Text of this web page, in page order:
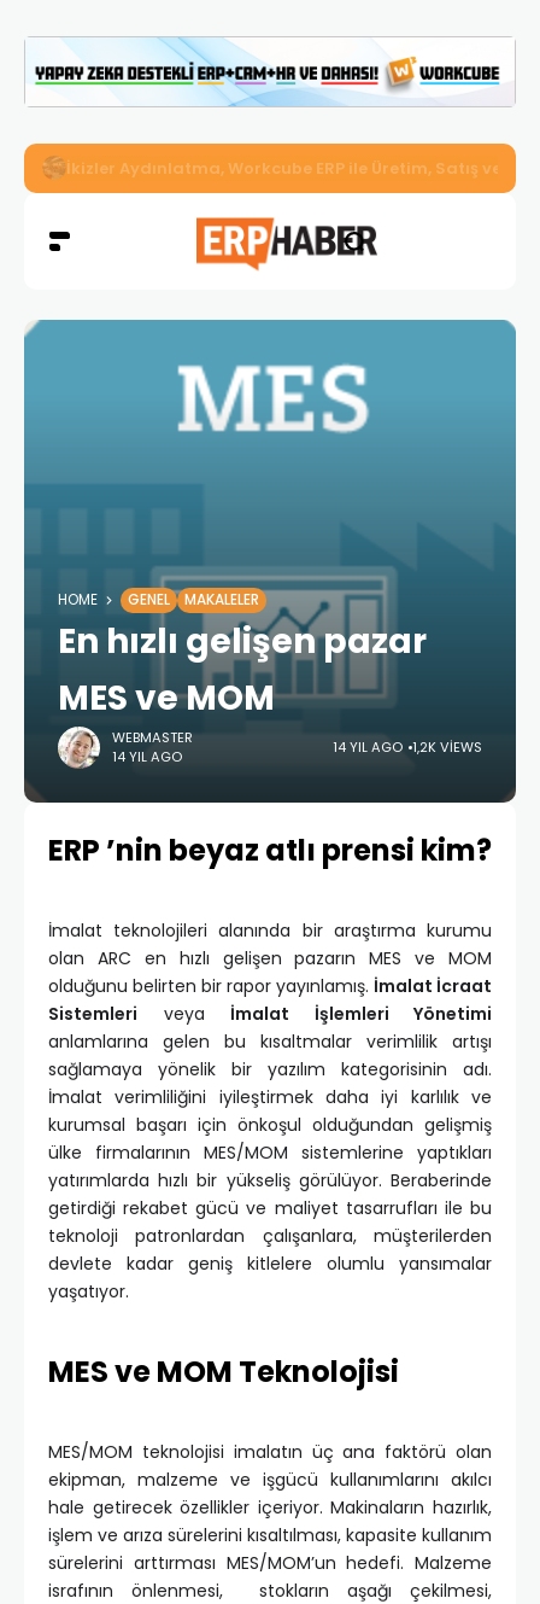
İkizler Aydınlatma, Workcube ERP ile Üretim, Satış ve
HOME GENEL MAKALELER
En hızlı gelişen pazar
MES ve MOM
WEBMASTER
14 YIL AGO
14 YIL AGO 1,2K VIEWS
ERP ’nin beyaz atlı prensi kim?
İmalat teknolojileri alanında bir araştırma kurumu
olan ARC en hızlı gelişen pazarın MES ve MOM
olduğunu belirten bir rapor yayınlamış. İmalat İcraat
Sistemleri veya İmalat İşlemleri Yönetimi
anlamlarına gelen bu kısaltmalar verimlilik artışı
sağlamaya yönelik bir yazılım kategorisinin adı.
İmalat verimliliğini iyileştirmek daha iyi karlılık ve
kurumsal başarı için önkoşul olduğundan gelişmiş
ülke firmalarının MES/MOM sistemlerine yaptıkları
yatırımlarda hızlı bir yükseliş görülüyor. Beraberinde
getirdiği rekabet gücü ve maliyet tasarrufları ile bu
teknoloji patronlardan çalışanlara, müşterilerden
devlete kadar geniş kitlelere olumlu yansımalar
yaşatıyor.
MES ve MOM Teknolojisi
MES/MOM teknolojisi imalatın üç ana faktörü olan
ekipman, malzeme ve işgücü kullanımlarını akılcı
hale getirecek özellikler içeriyor. Makinaların hazırlık,
işlem ve arıza sürelerini kısaltılması, kapasite kullanım
sürelerini arttırması MES/MOM’un hedefi. Malzeme
israfının önlenmesi, stokların aşağı çekilmesi,